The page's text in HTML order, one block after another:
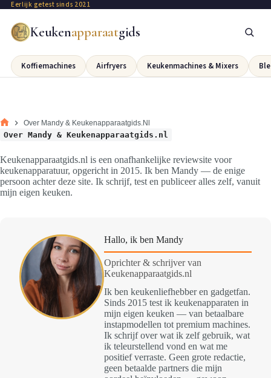
Eerlijk getest sinds 2021
Keukenapparaatgids
Koffiemachines Airfryers Keukenmachines & Mixers
Over Mandy & Keukenapparaatgids.nl
Over Mandy & Keukenapparaatgids.nl
Keukenapparaatgids.nl is een onafhankelijke reviewsite voor
keukenapparatuur, opgericht in 2015. Ik ben Mandy — de enige
persoon achter deze site. Ik schrijf, test en publiceer alles zelf, vanuit
mijn eigen keuken.
Hallo, ik ben Mandy
Oprichter & schrijver van
Keukenapparaatgids.nl
Ik ben keukenliefhebber en gadgetfan.
Sinds 2015 test ik keukenapparaten in
mijn eigen keuken — van betaalbare
instapmodellen tot premium machines.
Ik schrijf over wat ik zelf gebruik, wat
ik teleurstellend vond en wat me
positief verraste. Geen grote redactie,
geen betaalde partners die mijn